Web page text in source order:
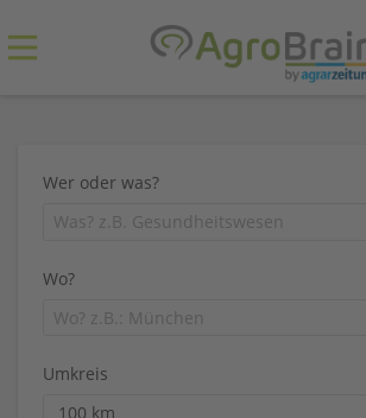
Wer oder was?
Wo?
Umkreis